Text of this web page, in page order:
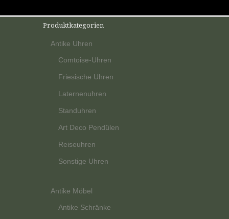
Produktkategorien
Antike Uhren
Comtoise-Uhren
Friesische Uhren
Laternenuhren
Standuhren
Art Deco Pendülen
Reiseuhren
Sonstige Uhren
Antike Möbel
Antike Schränke